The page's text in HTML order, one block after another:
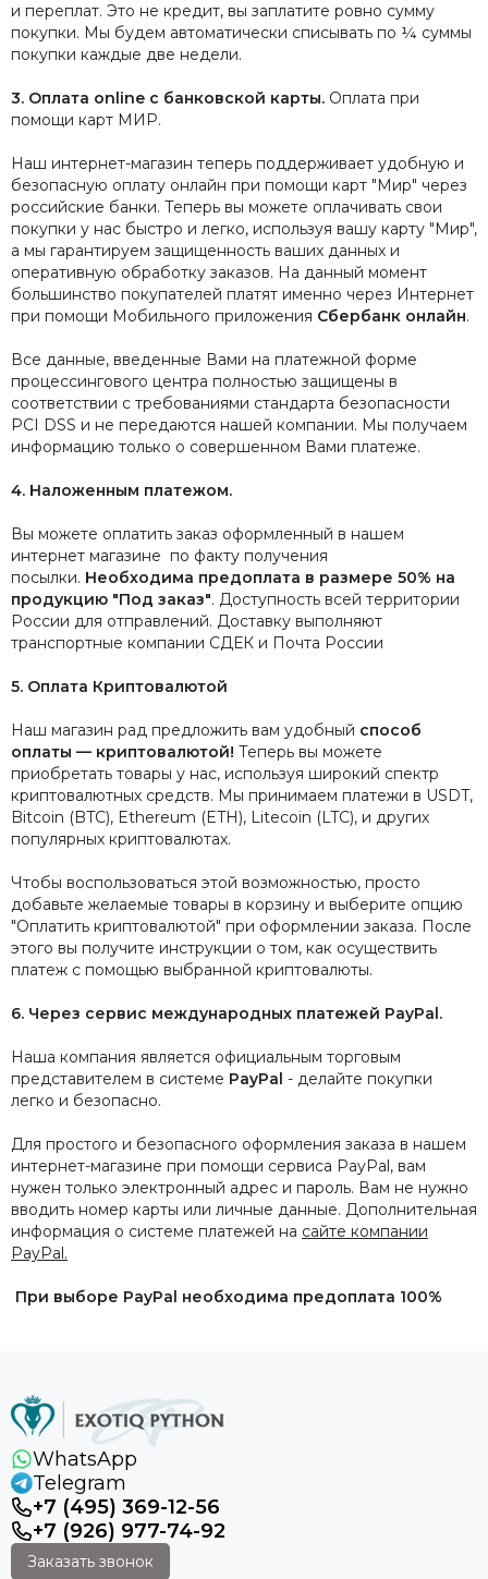
и переплат. Это не кредит, вы заплатите ровно сумму
покупки. Мы будем автоматически списывать по ¼ суммы
покупки каждые две недели.
3. Оплата online с банковской карты. Оплата при
помощи карт МИР.
Наш интернет-магазин теперь поддерживает удобную и
безопасную оплату онлайн при помощи карт "Мир" через
российские банки. Теперь вы можете оплачивать свои
покупки у нас быстро и легко, используя вашу карту "Мир",
а мы гарантируем защищенность ваших данных и
оперативную обработку заказов. На данный момент
большинство покупателей платят именно через Интернет
при помощи Мобильного приложения Сбербанк онлайн.
Все данные, введенные Вами на платежной форме
процессингового центра полностью защищены в
соответствии с требованиями стандарта безопасности
PCI DSS и не передаются нашей компании. Мы получаем
информацию только о совершенном Вами платеже.
4. Наложенным платежом.
Вы можете оплатить заказ оформленный в нашем
интернет магазине по факту получения
посылки. Необходима предоплата в размере 50% на
продукцию "Под заказ". Доступность всей территории
России для отправлений. Доставку выполняют
транспортные компании СДЕК и Почта России
5. Оплата Криптовалютой
Наш магазин рад предложить вам удобный способ
оплаты — криптовалютой! Теперь вы можете
приобретать товары у нас, используя широкий спектр
криптовалютных средств. Мы принимаем платежи в USDT,
Bitcoin (BTC), Ethereum (ETH), Litecoin (LTC), и других
популярных криптовалютах.
Чтобы воспользоваться этой возможностью, просто
добавьте желаемые товары в корзину и выберите опцию
"Оплатить криптовалютой" при оформлении заказа. После
этого вы получите инструкции о том, как осуществить
платеж с помощью выбранной криптовалюты.
6. Через сервис международных платежей PayPal.
Наша компания является официальным торговым
представителем в системе PayPal - делайте покупки
легко и безопасно.
Для простого и безопасного оформления заказа в нашем
интернет-магазине при помощи сервиса PayPal, вам
нужен только электронный адрес и пароль. Вам не нужно
вводить номер карты или личные данные. Дополнительная
информация о системе платежей на сайте компании
PayPal.
При выборе PayPal необходима предоплата 100%
WhatsApp
Telegram
+7 (495) 369-12-56
+7 (926) 977-74-92
Заказать звонок